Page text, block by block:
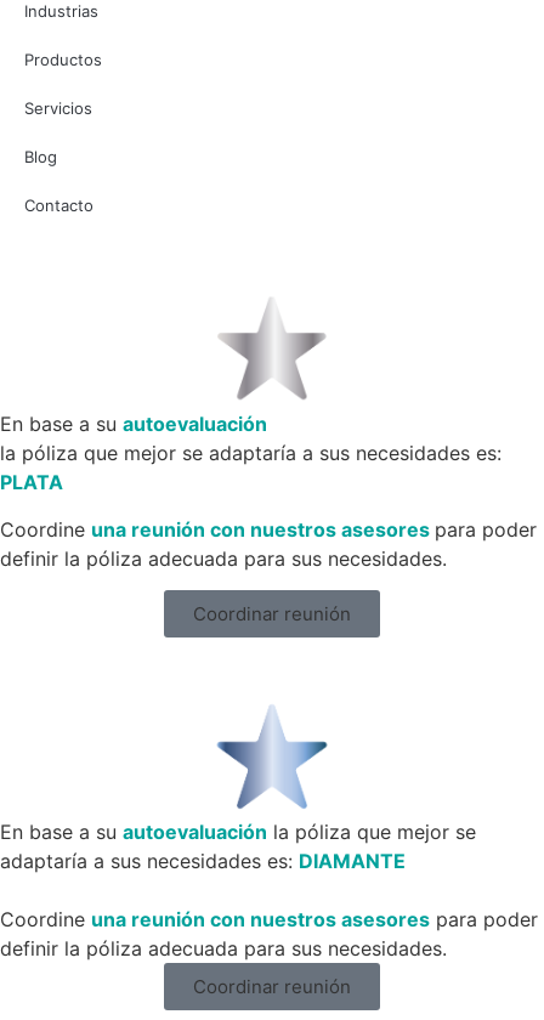
Industrias
Productos
Servicios
Blog
Contacto
En base a su autoevaluación
la póliza que mejor se adaptaría a sus necesidades es:
PLATA
Coordine una reunión con nuestros asesores para poder
definir la póliza adecuada para sus necesidades.
Coordinar reunión
En base a su autoevaluación la póliza que mejor se
adaptaría a sus necesidades es: DIAMANTE
Coordine una reunión con nuestros asesores para poder
definir la póliza adecuada para sus necesidades.
Coordinar reunión